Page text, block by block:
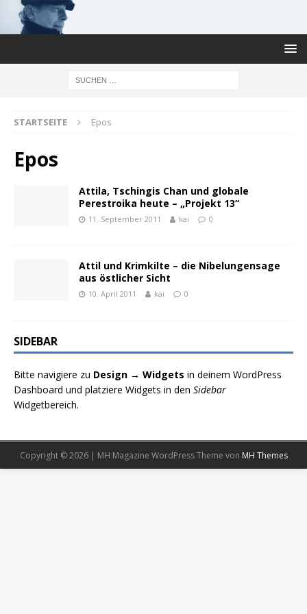
STARTSEITE Epos
Epos
Attila, Tschingis Chan und globale
Perestroika heute – „Projekt 13“
11. September 2011 kai 0
Attil und Krimkilte – die Nibelungensage
aus östlicher Sicht
10. April 2011 kai 0
SIDEBAR
Bitte navigiere zu Design → Widgets in deinem WordPress
Dashboard und platziere Widgets in den Sidebar
Widgetbereich.
Copyright © 2026 | MH Magazine WordPress Theme von MH Themes